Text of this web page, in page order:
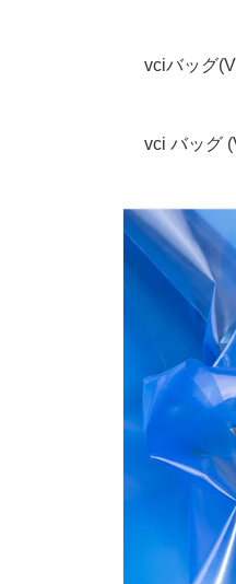
vciバッグ
vci バッグ (